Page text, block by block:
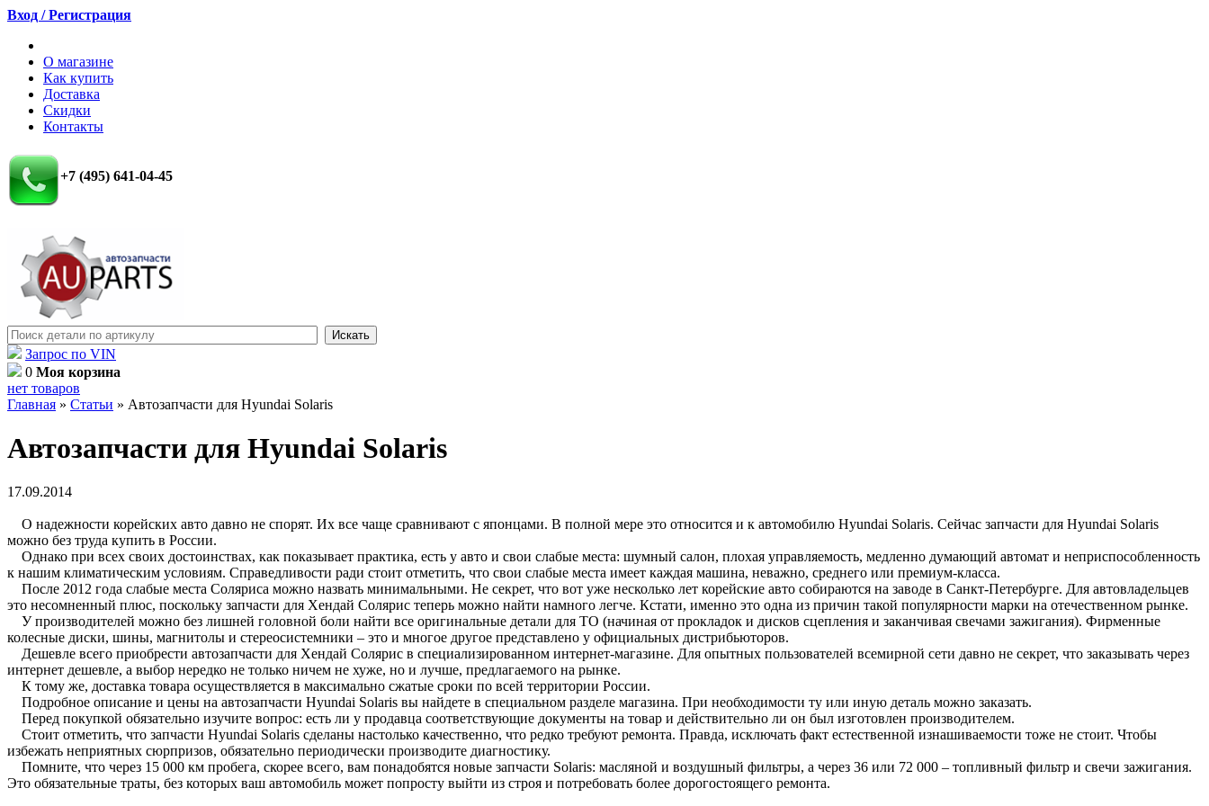
Вход / Регистрация
О магазине
Как купить
Доставка
Скидки
Контакты
+7 (495) 641-04-45
Запрос по VIN
0 Моя корзина
нет товаров
Главная » Статьи » Автозапчасти для Hyundai Solaris
Автозапчасти для Hyundai Solaris
17.09.2014
О надежности корейских авто давно не спорят. Их все чаще сравнивают с японцами. В полной мере это относится и к автомобилю Hyundai Solaris. Сейчас запчасти для Hyundai Solaris
можно без труда купить в России.
Однако при всех своих достоинствах, как показывает практика, есть у авто и свои слабые места: шумный салон, плохая управляемость, медленно думающий автомат и неприспособленность
к нашим климатическим условиям. Справедливости ради стоит отметить, что свои слабые места имеет каждая машина, неважно, среднего или премиум-класса.
После 2012 года слабые места Соляриса можно назвать минимальными. Не секрет, что вот уже несколько лет корейские авто собираются на заводе в Санкт-Петербурге. Для автовладельцев
это несомненный плюс, поскольку запчасти для Хендай Солярис теперь можно найти намного легче. Кстати, именно это одна из причин такой популярности марки на отечественном рынке.
У производителей можно без лишней головной боли найти все оригинальные детали для ТО (начиная от прокладок и дисков сцепления и заканчивая свечами зажигания). Фирменные
колесные диски, шины, магнитолы и стереосистемники – это и многое другое представлено у официальных дистрибьюторов.
Дешевле всего приобрести автозапчасти для Хендай Солярис в специализированном интернет-магазине. Для опытных пользователей всемирной сети давно не секрет, что заказывать через
интернет дешевле, а выбор нередко не только ничем не хуже, но и лучше, предлагаемого на рынке.
К тому же, доставка товара осуществляется в максимально сжатые сроки по всей территории России.
Подробное описание и цены на автозапчасти Hyundai Solaris вы найдете в специальном разделе магазина. При необходимости ту или иную деталь можно заказать.
Перед покупкой обязательно изучите вопрос: есть ли у продавца соответствующие документы на товар и действительно ли он был изготовлен производителем.
Стоит отметить, что запчасти Hyundai Solaris сделаны настолько качественно, что редко требуют ремонта. Правда, исключать факт естественной изнашиваемости тоже не стоит. Чтобы
избежать неприятных сюрпризов, обязательно периодически производите диагностику.
Помните, что через 15 000 км пробега, скорее всего, вам понадобятся новые запчасти Solaris: масляной и воздушный фильтры, а через 36 или 72 000 – топливный фильтр и свечи зажигания.
Это обязательные траты, без которых ваш автомобиль может попросту выйти из строя и потребовать более дорогостоящего ремонта.